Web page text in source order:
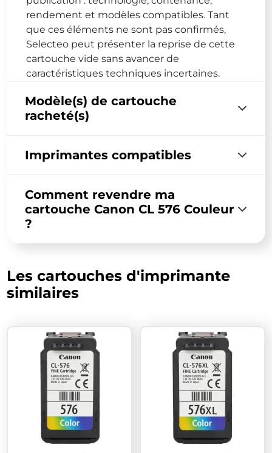
rendement et modèles compatibles. Tant
que ces éléments ne sont pas confirmés,
Selecteo peut présenter la reprise de cette
cartouche vide sans avancer de
caractéristiques techniques incertaines.
Modèle(s) de cartouche
racheté(s)
Imprimantes compatibles
Comment revendre ma
cartouche Canon CL 576 Couleur
?
Les cartouches d'imprimante
similaires